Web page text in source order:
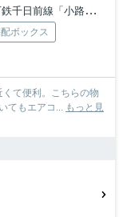
日前線「小路」駅 徒歩9分
ボックス
て便利。こちらの物
てもエアコ... もっと見